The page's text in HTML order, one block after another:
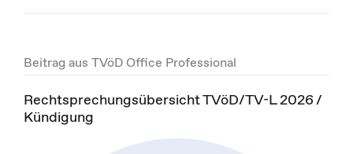
Beitrag aus TVöD Office Professional
Rechtsprechungsübersicht TVöD/TV-L 2026 /
Kündigung